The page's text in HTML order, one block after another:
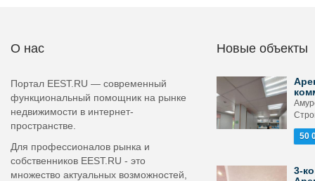
О нас
Портал EEST.RU — современный
функциональный помощник на рынке
недвижимости в интернет-
пространстве.
Для профессионалов рынка и
собственников EEST.RU - это
множество актуальных возможностей,
Новые объекты
50
3-